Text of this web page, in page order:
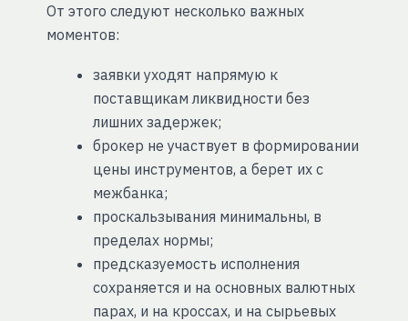
От этого следуют несколько важных
моментов:
заявки уходят напрямую к
поставщикам ликвидности без
лишних задержек;
брокер не участвует в формировании
цены инструментов, а берет их с
межбанка;
проскальзывания минимальны, в
пределах нормы;
предсказуемость исполнения
сохраняется и на основных валютных
парах, и на кроссах, и на сырьевых